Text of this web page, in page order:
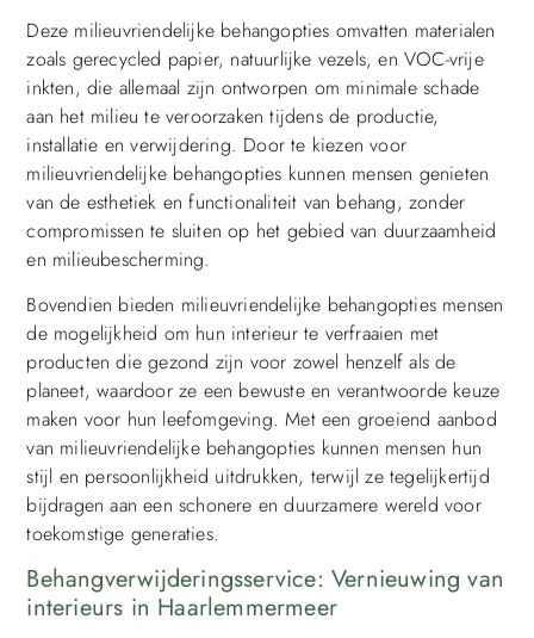
Deze milieuvriendelijke behangopties omvatten materialen
zoals gerecycled papier, natuurlijke vezels, en VOC-vrije
inkten, die allemaal zijn ontworpen om minimale schade
aan het milieu te veroorzaken tijdens de productie,
installatie en verwijdering. Door te kiezen voor
milieuvriendelijke behangopties kunnen mensen genieten
van de esthetiek en functionaliteit van behang, zonder
compromissen te sluiten op het gebied van duurzaamheid
en milieubescherming.
Bovendien bieden milieuvriendelijke behangopties mensen
de mogelijkheid om hun interieur te verfraaien met
producten die gezond zijn voor zowel henzelf als de
planeet, waardoor ze een bewuste en verantwoorde keuze
maken voor hun leefomgeving. Met een groeiend aanbod
van milieuvriendelijke behangopties kunnen mensen hun
stijl en persoonlijkheid uitdrukken, terwijl ze tegelijkertijd
bijdragen aan een schonere en duurzamere wereld voor
toekomstige generaties.
Behangverwijderingsservice: Vernieuwing van
interieurs in Haarlemmermeer